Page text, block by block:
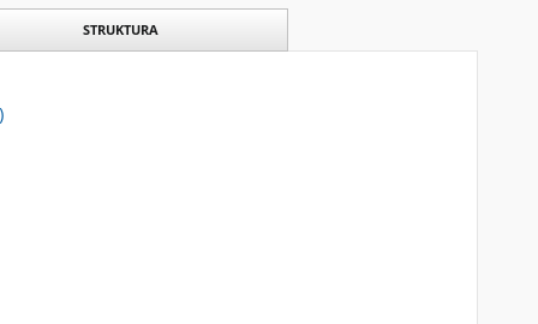
STRUKTURA